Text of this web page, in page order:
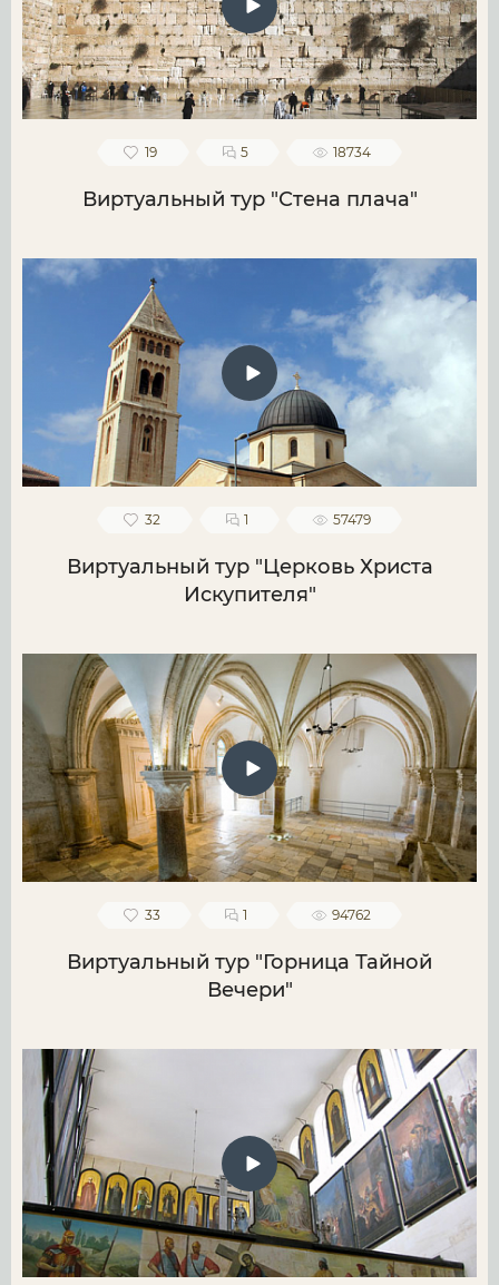
19 5 18734
Виртуальный тур "Стена плача"
32 1 57479
Виртуальный тур "Церковь Христа
Искупителя"
33 1 94762
Виртуальный тур "Горница Тайной
Вечери"